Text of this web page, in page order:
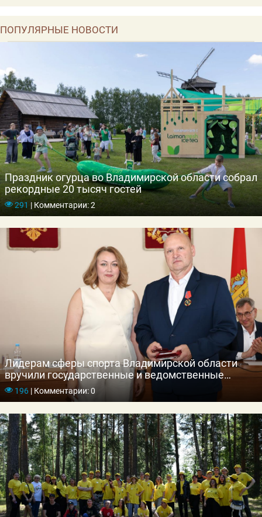
ПОПУЛЯРНЫЕ НОВОСТИ
Праздник огурца во Владимирской области собрал
рекордные 20 тысяч гостей
291 |Комментарии: 2
Лидерам сферы спорта Владимирской области
вручили государственные и ведомственные
награды
196 |Комментарии: 0